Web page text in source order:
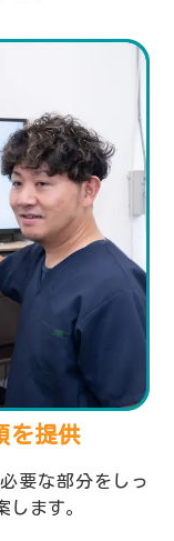
を提供
要な部分をしっ
します。